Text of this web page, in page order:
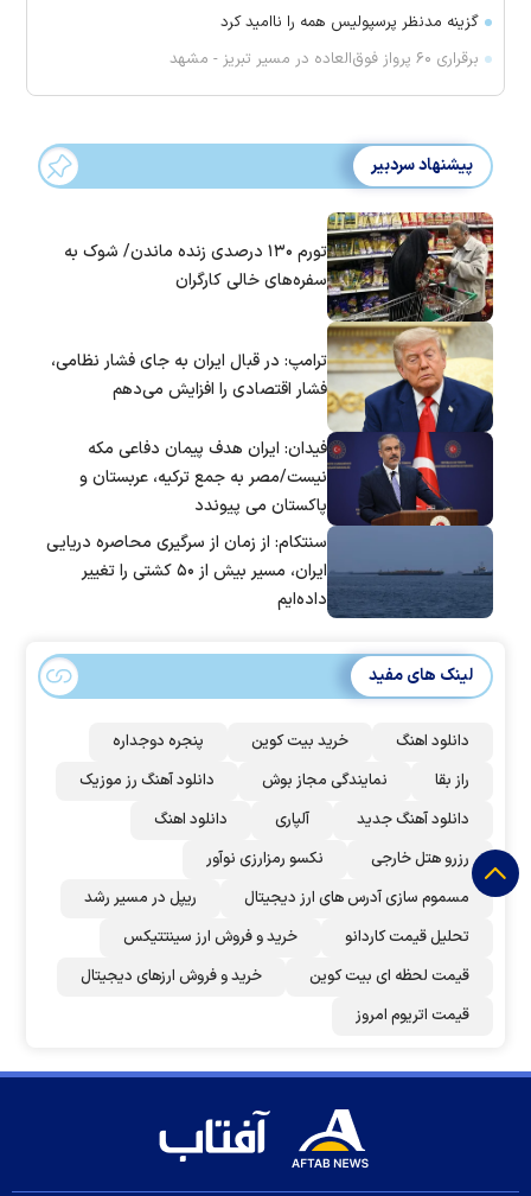
گزینه مدنظر پرسپولیس همه را ناامید کرد
برقراری ۶۰ پرواز فوق‌العاده در مسیر تبریز - مشهد
پیشنهاد سردبیر
تورم ۱۳۰ درصدی زنده ماندن/ شوک به
سفره‌های خالی کارگران
ترامپ: در قبال ایران به جای فشار نظامی،
فشار اقتصادی را افزایش می‌دهم
فیدان: ایران هدف پیمان دفاعی مکه
نیست/مصر به جمع ترکیه، عربستان و
پاکستان می پیوندد
سنتکام: از زمان از سرگیری محاصره دریایی
ایران، مسیر بیش از ۵۰ کشتی را تغییر
داده‌ایم
لینک های مفید
دانلود اهنگ خرید بیت کوین
پنجره دوجداره
راز بقا
نمایندگی مجاز بوش
دانلود آهنگ رز‌ موزیک
دانلود آهنگ جدید
آلپاری
دانلود اهنگ
رزرو هتل خارجی
نکسو رمزارزی نوآور
مسموم سازی آدرس های ارز دیجیتال
ریپل در مسیر رشد
تحلیل قیمت کاردانو
خرید و فروش ارز سینتتیکس
قیمت لحظه ای بیت کوین
خرید و فروش ارزهای دیجیتال
قیمت اتریوم امروز